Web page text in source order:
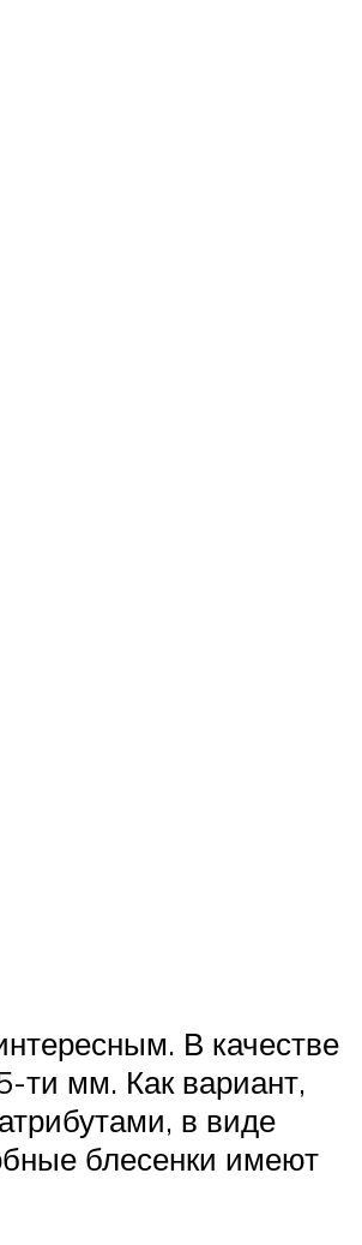
В качестве
ти мм. Как вариант,
в виде
блесенки имеют